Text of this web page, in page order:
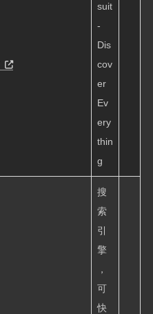
suit
-
Dis
cov
er
Ev
ery
thin
g
搜
索
引
擎
，
可
快